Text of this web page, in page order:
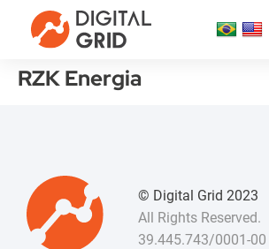
RZK Energia
© Digital Grid 2023
All Rights Reserved.
39.445.743/0001-00